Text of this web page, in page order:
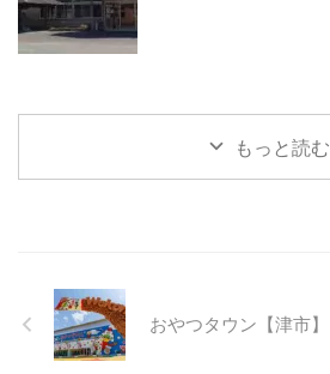
もっと読む
おやつタウン【津市】